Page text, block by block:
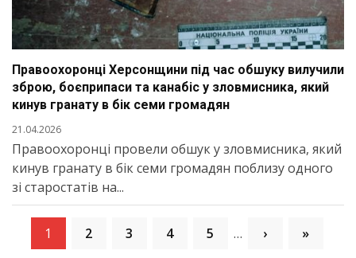
Правоохоронці Херсонщини під час обшуку вилучили
зброю, боєприпаси та канабіс у зловмисника, який
кинув гранату в бік семи громадян
21.04.2026
Правоохоронці провели обшук у зловмисника, який
кинув гранату в бік семи громадян поблизу одного
зі старостатів на...
1 2 3 4 5 … › »